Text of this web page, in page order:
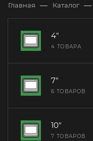
Главная — Каталог —
4"
4 ТОВАРА
7"
6 ТОВАРОВ
10"
7 ТОВАРОВ